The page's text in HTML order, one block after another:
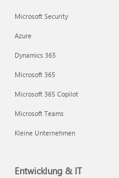
Microsoft Security
Azure
Dynamics 365
Microsoft 365
Microsoft 365 Copilot
Microsoft Teams
Kleine Unternehmen
Entwicklung & IT